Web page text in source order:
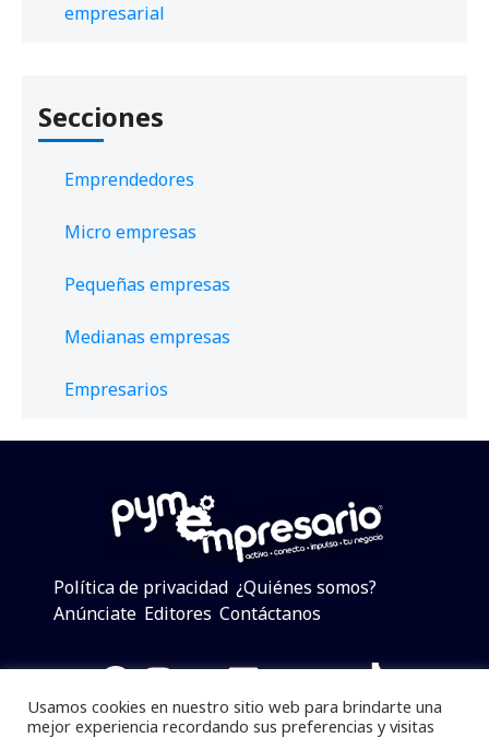
empresarial
Secciones
Emprendedores
Micro empresas
Pequeñas empresas
Medianas empresas
Empresarios
Política de privacidad ¿Quiénes somos?
Anúnciate Editores Contáctanos
Facebook
Instagram
Twitter
LinkedIn
Telegram
YouTube
TikTok
Usamos cookies en nuestro sitio web para brindarte una
mejor experiencia recordando sus preferencias y visitas